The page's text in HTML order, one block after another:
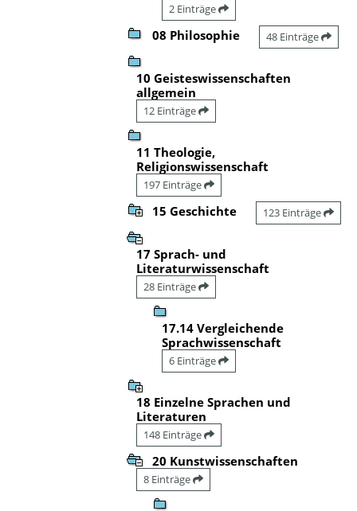
2 Einträge
08 Philosophie 48 Einträge
10 Geisteswissenschaften
allgemein
12 Einträge
11 Theologie,
Religionswissenschaft
197 Einträge
15 Geschichte 123 Einträge
17 Sprach- und
Literaturwissenschaft
28 Einträge
17.14 Vergleichende
Sprachwissenschaft
6 Einträge
18 Einzelne Sprachen und
Literaturen
148 Einträge
20 Kunstwissenschaften
8 Einträge